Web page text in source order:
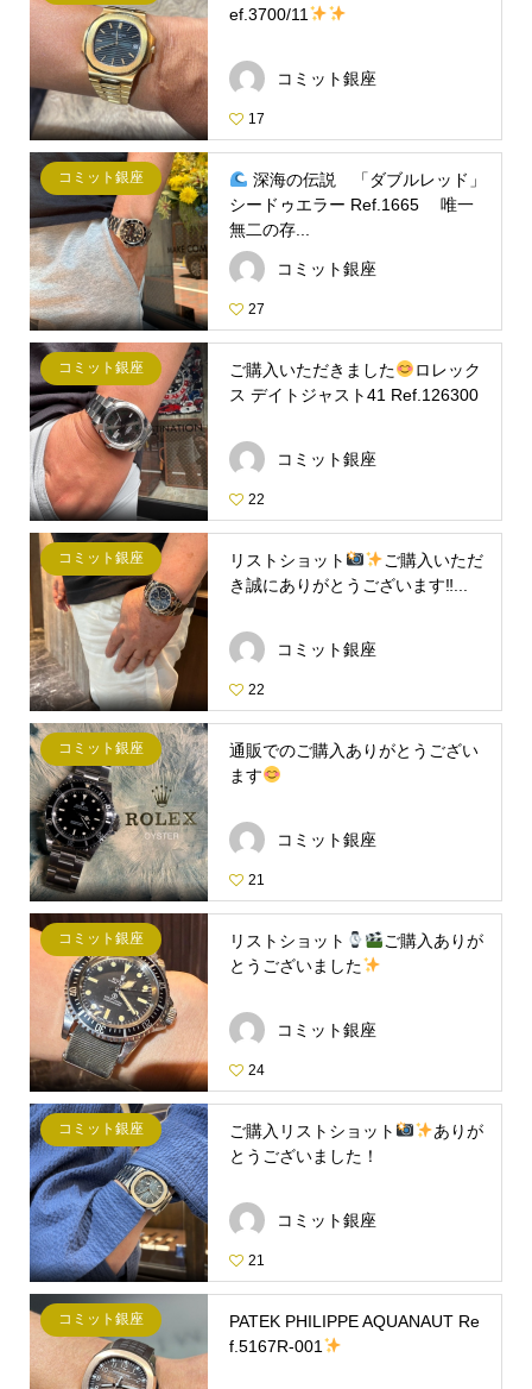
ef.3700/11
コミット銀座
17
コミット銀座
深海の伝説 「ダブルレッド」
シードゥエラー Ref.1665 唯一
無二の存...
コミット銀座
27
コミット銀座 ご購入いただきました
ロレック
ス デイトジャスト41 Ref.126300
コミット銀座
22
コミット銀座 リストショット
ご購入いただ
き誠にありがとうございます‼...
コミット銀座
22
コミット銀座
通販でのご購入ありがとうござい
ます
コミット銀座
21
コミット銀座 リストショット
ご購入ありが
とうございました
コミット銀座
24
コミット銀座 ご購入リストショット
ありが
とうございました！
コミット銀座
21
コミット銀座
PATEK PHILIPPE AQUANAUT Re
f.5167R-001